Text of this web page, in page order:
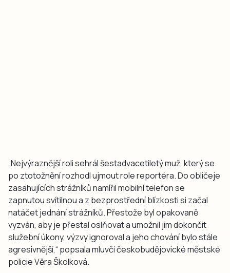
„Nejvýraznější roli sehrál šestadvacetiletý muž, který se
po ztotožnění rozhodl ujmout role reportéra. Do obličeje
zasahujících strážníků namířil mobilní telefon se
zapnutou svítilnou a z bezprostřední blízkosti si začal
natáčet jednání strážníků. Přestože byl opakovaně
vyzván, aby je přestal oslňovat a umožnil jim dokončit
služební úkony, výzvy ignoroval a jeho chování bylo stále
agresivnější,“ popsala mluvčí českobudějovické městské
policie Věra Školková.